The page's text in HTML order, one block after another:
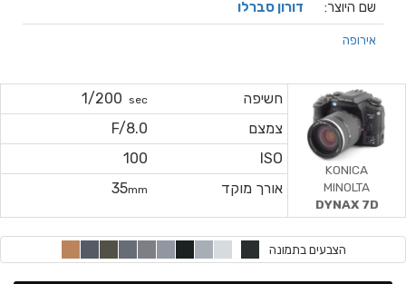
שם היוצר: דורון סברלו
אירופה
חשיפה sec
1/200
צמצם
F/8.0
ISO
100
אורך מוקד
35mm
KONICA
MINOLTA
DYNAX 7D
הצבעים בתמונה